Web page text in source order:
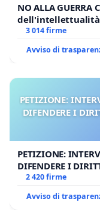
NO ALLA GUERRA
3 014 firme
Avviso di
PETIZIONE:
DIFENDERE I
PETIZIONE:
DIFENDERE I
UDG)
2 420 firme
Avviso di